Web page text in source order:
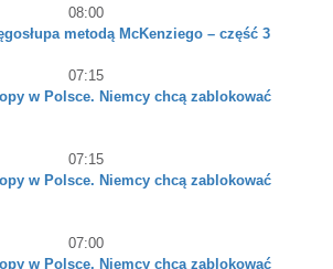
08:00
metodą McKenziego – część 3
07:15
w Polsce. Niemcy chcą zablokować
07:15
w Polsce. Niemcy chcą zablokować
07:00
w Polsce. Niemcy chcą zablokować